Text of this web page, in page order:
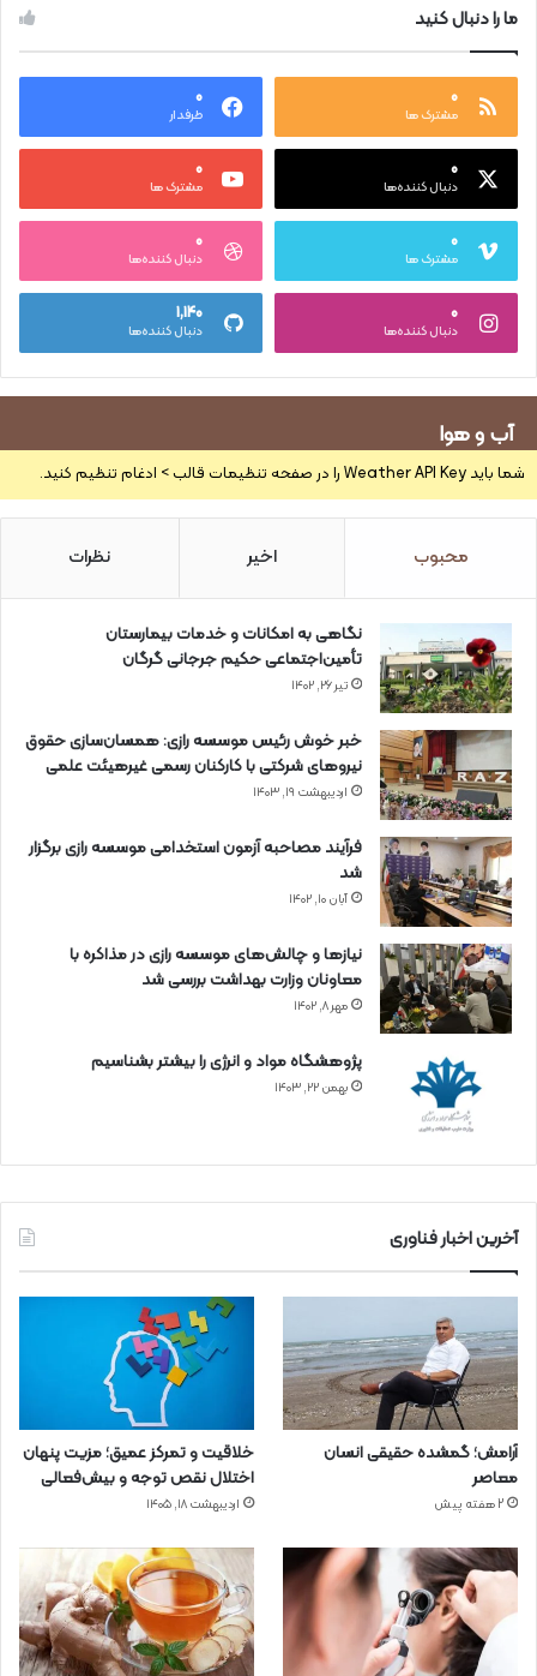
ما را دنبال کنید
۰
مشترک ها
۰
طرفدار
۰
دنبال کننده‌ها
۰
مشترک ها
۰
مشترک ها
۰
دنبال کننده‌ها
۰
دنبال کننده‌ها
۱,۱۴۰
دنبال کننده‌ها
آب و هوا
شما باید Weather API Key را در صفحه تنظیمات قالب > ادغام تنظیم کنید.
محبوب اخیر نظرات
نگاهی به امکانات و خدمات بیمارستان
تأمین‌اجتماعی حکیم جرجانی گرگان
تیر ۲۶, ۱۴۰۲
خبر خوش رئیس موسسه رازی: همسان‌سازی حقوق
نیروهای شرکتی با کارکنان رسمی غیرهیئت علمی
اردیبهشت ۱۹, ۱۴۰۳
فرآیند مصاحبه آزمون استخدامی موسسه رازی برگزار
شد
آبان ۱۰, ۱۴۰۲
نیازها و چالش‌های موسسه رازی در مذاکره با
معاونان وزارت بهداشت بررسی شد
مهر ۸, ۱۴۰۲
پژوهشگاه مواد و انرژی را بیشتر بشناسیم
بهمن ۲۲, ۱۴۰۳
آخرین اخبار فناوری
آرامش؛ گمشده حقیقی انسان
معاصر
2 هفته پیش
خلاقیت و تمرکز عمیق؛ مزیت پنهان
اختلال نقص توجه و بیش‌فعالی
اردیبهشت ۱۸, ۱۴۰۵